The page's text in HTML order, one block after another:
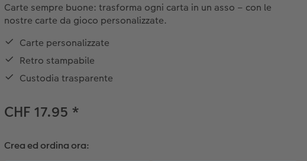
Carte sempre buone: trasforma ogni carta in un asso – con le
nostre carte da gioco personalizzate.
Carte personalizzate
Retro stampabile
Custodia trasparente
CHF 17.95 *
Crea ed ordina ora: